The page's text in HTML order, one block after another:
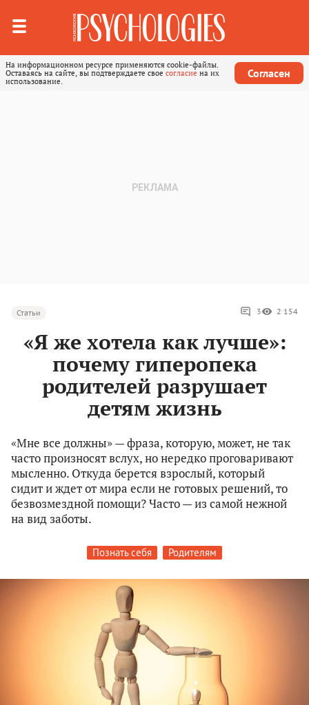
На информационном ресурсе применяются cookie-файлы.
Оставаясь на сайте, вы подтверждаете свое согласие на их
использование.
Согласен
Статьи 3 2 154
«Я же хотела как лучше»:
почему гиперопека
родителей разрушает
детям жизнь
«Мне все должны» — фраза, которую, может, не так
часто произносят вслух, но нередко проговаривают
мысленно. Откуда берется взрослый, который
сидит и ждет от мира если не готовых решений, то
безвозмездной помощи? Часто — из самой нежной
на вид заботы.
Познать себя Родителям